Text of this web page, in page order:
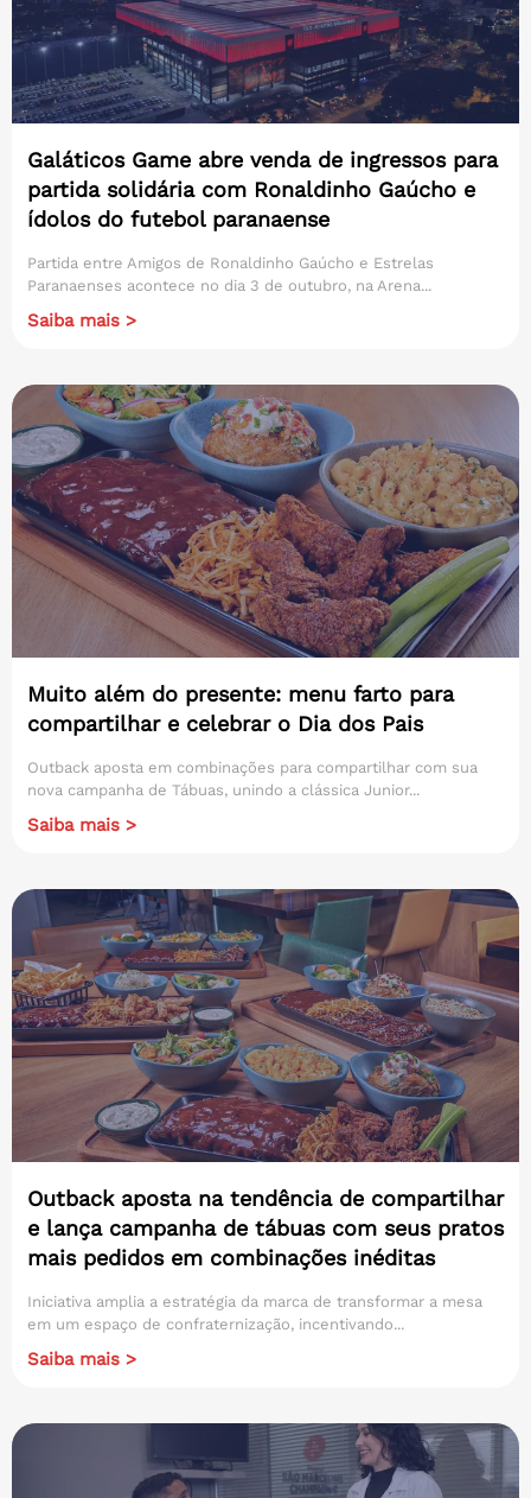
Galáticos Game abre venda de ingressos para
partida solidária com Ronaldinho Gaúcho e
ídolos do futebol paranaense
Partida entre Amigos de Ronaldinho Gaúcho e Estrelas
Paranaenses acontece no dia 3 de outubro, na Arena...
Saiba mais >
Muito além do presente: menu farto para
compartilhar e celebrar o Dia dos Pais
Outback aposta em combinações para compartilhar com sua
nova campanha de Tábuas, unindo a clássica Junior...
Saiba mais >
Outback aposta na tendência de compartilhar
e lança campanha de tábuas com seus pratos
mais pedidos em combinações inéditas
Iniciativa amplia a estratégia da marca de transformar a mesa
em um espaço de confraternização, incentivando...
Saiba mais >